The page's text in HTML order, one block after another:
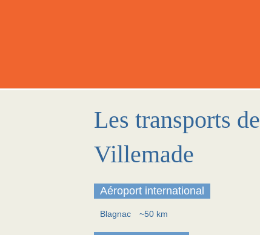
Les transports de
Villemade
Aéroport international
Blagnac ~50 km